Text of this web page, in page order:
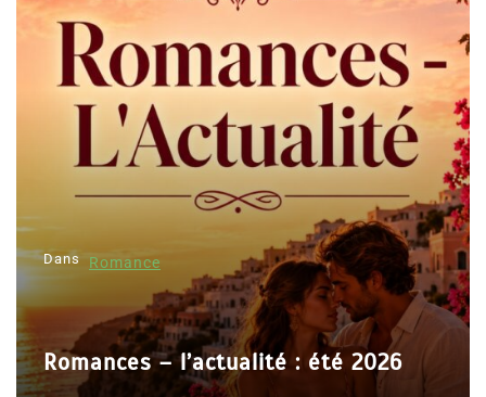
Dans Romance
Romances – l’actualité : été 2026